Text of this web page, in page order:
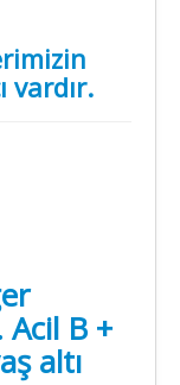
vardır.
Acil B +
altı